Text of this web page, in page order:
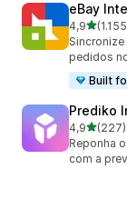
eBay
4,9de 5
1155
pedidos
Built
Prediko
4,9de 5(227)
227
Reponha
com a